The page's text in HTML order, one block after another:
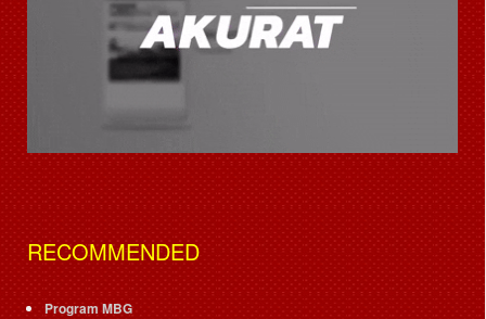
RECOMMENDED
Program MBG